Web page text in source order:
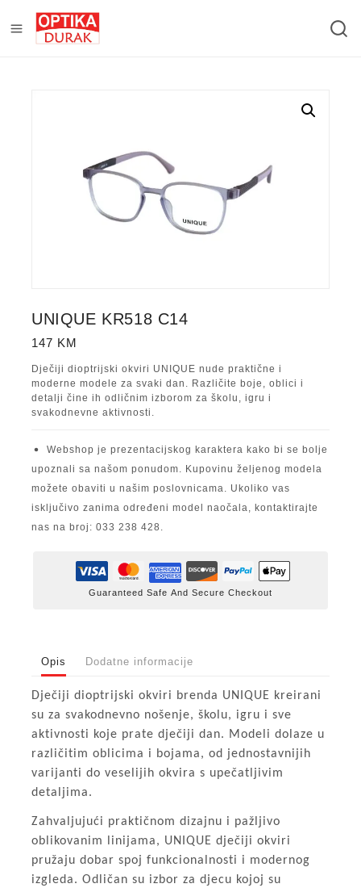
UNIQUE KR518 C14
147 KM
Dječiji dioptrijski okviri UNIQUE nude praktične i
moderne modele za svaki dan. Različite boje, oblici i
detalji čine ih odličnim izborom za školu, igru i
svakodnevne aktivnosti.
Webshop je prezentacijskog karaktera kako bi se bolje
upoznali sa našom ponudom. Kupovinu željenog modela
možete obaviti u našim poslovnicama. Ukoliko vas
isključivo zanima određeni model naočala, kontaktirajte
nas na broj: 033 238 428.
Guaranteed Safe And Secure Checkout
Opis Dodatne informacije
Dječiji dioptrijski okviri brenda UNIQUE kreirani
su za svakodnevno nošenje, školu, igru i sve
aktivnosti koje prate dječiji dan. Modeli dolaze u
različitim oblicima i bojama, od jednostavnijih
varijanti do veselijih okvira s upečatljivim
detaljima.
Zahvaljujući praktičnom dizajnu i pažljivo
oblikovanim linijama, UNIQUE dječiji okviri
pružaju dobar spoj funkcionalnosti i modernog
izgleda. Odličan su izbor za djecu kojoj su